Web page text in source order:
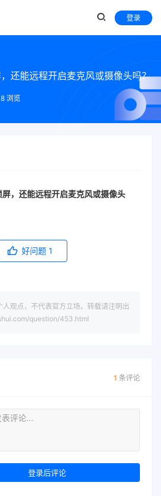
登录
还能远程开启麦克风或摄像头吗？
浏览
，还能远程开启麦克风或摄像头
好问题 1
观点，不代表官方立场。转载请注明出
question/453.html
1 条评论
登录后评论